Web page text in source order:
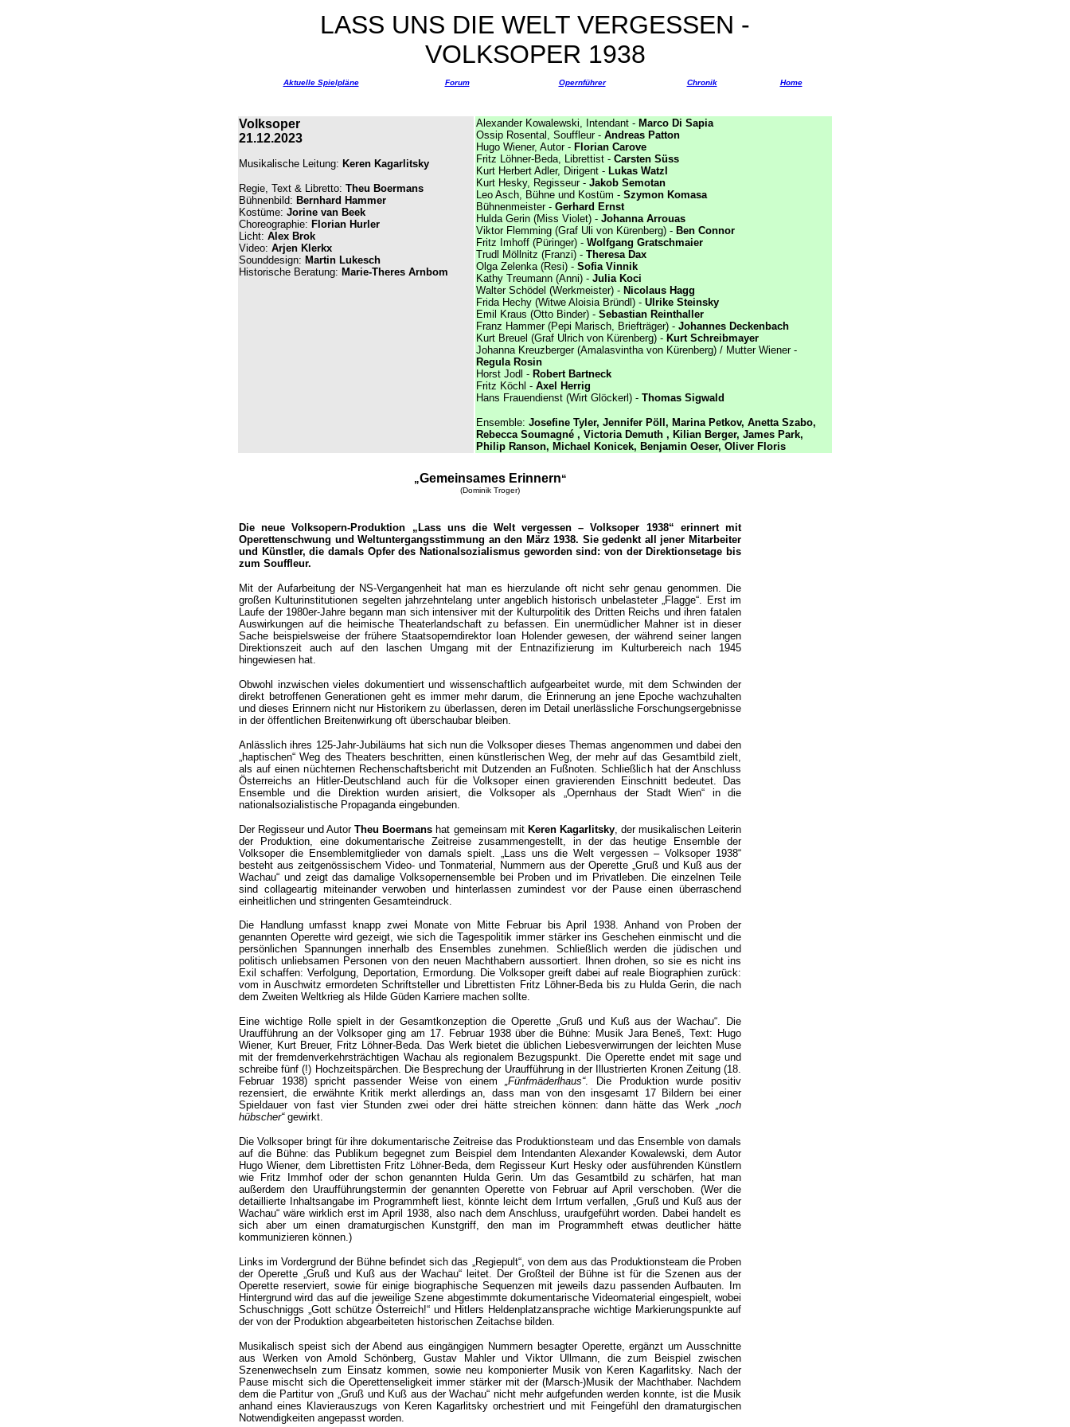
LASS UNS DIE WELT VERGESSEN -
VOLKSOPER 1938
Aktuelle Spielpläne Forum Opernführer Chronik Home
Volksoper
21.12.2023
Musikalische Leitung: Keren Kagarlitsky
Regie, Text & Libretto: Theu Boermans
Bühnenbild: Bernhard Hammer
Kostüme: Jorine van Beek
Choreographie: Florian Hurler
Licht: Alex Brok
Video: Arjen Klerkx
Sounddesign: Martin Lukesch
Historische Beratung: Marie-Theres Arnbom
Alexander Kowalewski, Intendant - Marco Di Sapia
Ossip Rosental, Souffleur - Andreas Patton
Hugo Wiener, Autor - Florian Carove
Fritz Löhner-Beda, Librettist - Carsten Süss
Kurt Herbert Adler, Dirigent - Lukas Watzl
Kurt Hesky, Regisseur - Jakob Semotan
Leo Asch, Bühne und Kostüm - Szymon Komasa
Bühnenmeister - Gerhard Ernst
Hulda Gerin (Miss Violet) - Johanna Arrouas
Viktor Flemming (Graf Uli von Kürenberg) - Ben Connor
Fritz Imhoff (Püringer) - Wolfgang Gratschmaier
Trudl Möllnitz (Franzi) - Theresa Dax
Olga Zelenka (Resi) - Sofia Vinnik
Kathy Treumann (Anni) - Julia Koci
Walter Schödel (Werkmeister) - Nicolaus Hagg
Frida Hechy (Witwe Aloisia Bründl) - Ulrike Steinsky
Emil Kraus (Otto Binder) - Sebastian Reinthaller
Franz Hammer (Pepi Marisch, Briefträger) - Johannes Deckenbach
Kurt Breuel (Graf Ulrich von Kürenberg) - Kurt Schreibmayer
Johanna Kreuzberger (Amalasvintha von Kürenberg) / Mutter Wiener -
Regula Rosin
Horst Jodl - Robert Bartneck
Fritz Köchl - Axel Herrig
Hans Frauendienst (Wirt Glöckerl) - Thomas Sigwald
Ensemble: Josefine Tyler, Jennifer Pöll, Marina Petkov, Anetta Szabo,
Rebecca Soumagné , Victoria Demuth , Kilian Berger, James Park,
Philip Ranson, Michael Konicek, Benjamin Oeser, Oliver Floris
„Gemeinsames Erinnern“
(Dominik Troger)
Die neue Volksopern-Produktion „Lass uns die Welt vergessen – Volksoper 1938“ erinnert mit
Operettenschwung und Weltuntergangsstimmung an den März 1938. Sie gedenkt all jener Mitarbeiter
und Künstler, die damals Opfer des Nationalsozialismus geworden sind: von der Direktionsetage bis
zum Souffleur.
Mit der Aufarbeitung der NS-Vergangenheit hat man es hierzulande oft nicht sehr genau genommen. Die
großen Kulturinstitutionen segelten jahrzehntelang unter angeblich historisch unbelasteter „Flagge“. Erst im
Laufe der 1980er-Jahre begann man sich intensiver mit der Kulturpolitik des Dritten Reichs und ihren fatalen
Auswirkungen auf die heimische Theaterlandschaft zu befassen. Ein unermüdlicher Mahner ist in dieser
Sache beispielsweise der frühere Staatsoperndirektor Ioan Holender gewesen, der während seiner langen
Direktionszeit auch auf den laschen Umgang mit der Entnazifizierung im Kulturbereich nach 1945
hingewiesen hat.
Obwohl inzwischen vieles dokumentiert und wissenschaftlich aufgearbeitet wurde, mit dem Schwinden der
direkt betroffenen Generationen geht es immer mehr darum, die Erinnerung an jene Epoche wachzuhalten
und dieses Erinnern nicht nur Historikern zu überlassen, deren im Detail unerläss liche Forschungsergebnisse
in der öffentlichen Breitenwirkung oft überschaubar bleiben.
Anlässlich ihres 125-Jahr-Jubiläums hat sich nun die Volksoper dieses Themas angenommen und dabei den
„haptischen“ Weg des Theaters beschritten, einen künstlerischen Weg, der mehr auf das Gesamtbild zielt,
als auf einen nüchternen Rechenschaftsbericht mit Dutzenden an Fußnoten. Schließlich hat der Anschluss
Österreichs an Hitler-Deutschland auch für die Volksoper einen gravierenden Einschnitt bedeutet. Das
Ensemble und die Direktion wurden arisiert, die Volksoper als „Opernhaus der Stadt Wien“ in die
nationalsozialistische Propaganda eingebunden.
Der Regisseur und AutorTheu Boermans hat gemeinsam mitKeren Kagarlitsky, der musikalischen Leiterin
der Produktion, eine dokumentarische Zeitreise zusammengestellt, in der das heutige Ensemble der
Volksoper die Ensemblemitglieder von damals spielt. „Lass uns die Welt vergessen – Volksoper 1938“
besteht aus zeitgenössischem Video- und Tonmaterial, Nummern aus der Operette „Gruß und Kuß aus der
Wachau“ und zeigt das damalige Volksopernensemble bei Proben und im Privatleben. Die einzelnen Teile
sind collageartig miteinander verwoben und hinterlassen zumindest vor der Pause einen überraschend
einheitlichen und stringenten Gesamteindruck.
Die Handlung umfasst knapp zwei Monate von Mitte Februar bis April 1938. Anhand von Proben der
genannten Operette wird gezeigt, wie sich die Tagespolitik immer stärker ins Geschehen einmischt und die
persönlichen Spannungen innerhalb des Ensembles zunehmen. Schließlich werden die jüdischen und
politisch unliebsamen Personen von den neuen Machthabern aussortiert. Ihnen drohen, so sie es nicht ins
Exil schaffen: Verfolgung, Deportation, Ermordung. Die Volksoper greift dabei auf reale Biographien zurück:
vom in Auschwitz ermordeten Schriftsteller und Librettisten Fritz Löhner-Beda bis zu Hulda Gerin, die nach
dem Zweiten Weltkrieg als Hilde Güden Karriere machen sollte.
Eine wichtige Rolle spielt in der Gesamtkonzeption die Operette „Gruß und Kuß aus der Wachau“. Die
Uraufführung an der Volksoper ging am 17. Februar 1938 über die Bühne: Musik Jara Beneš, Text: Hugo
Wiener, Kurt Breuer, Fritz Löhner-Beda. Das Werk bietet die üblichen Liebesverwirrungen der leichten Muse
mit der fremdenverkehrsträchtigen Wachau als regionalem Bezugspunkt. Die Operette endet mit sage und
schreibe fünf (!) Hochzeitspärchen. Die Besprechung der Uraufführung in der Illustrierten Kronen Zeitung (18.
Februar 1938) spricht passender Weise von einem „Fünfmäderlhaus“. Die Produktion wurde positiv
rezensiert, die erwähnte Kritik merkt allerdings an, dass man von den insgesamt 17 Bildern bei einer
Spieldauer von fast vier Stunden zwei oder drei hätte streichen können: dann hätte das Werk „noch
hübscher“ gewirkt.
Die Volksoper bringt für ihre dokumentarische Zeitreise das Produktionsteam und das Ensemble von damals
auf die Bühne: das Publikum begegnet zum Beispiel dem Intendanten Alexander Kowalewski, dem Autor
Hugo Wiener, dem Librettisten Fritz Löhner-Beda, dem Regisseur Kurt Hesky oder ausführenden Künstlern
wie Fritz Immhof oder der schon genannten Hulda Gerin. Um das Gesamtbild zu schärfen, hat man
außerdem den Uraufführungstermin der genannten Operette von Februar auf April verschoben. (Wer die
detaillierte Inhaltsangabe im Programmheft liest, könnte leicht dem Irrtum verfallen, „Gruß und Kuß aus der
Wachau“ wäre wirklich erst im April 1938, also nach dem Anschluss, uraufgeführt worden. Dabei handelt es
sich aber um einen dramaturgischen Kunstgriff, den man im Programmheft etwas deutlicher hätte
kommunizieren können.)
Links im Vordergrund der Bühne befindet sich das „Regiepult“, von dem aus das Produktionsteam die Proben
der Operette „Gruß und Kuß aus der Wachau“ leitet. Der Großteil der Bühne ist für die Szenen aus der
Operette reserviert, sowie für einige biographische Sequenzen mit jeweils dazu passenden Aufbauten. Im
Hintergrund wird das auf die jeweilige Szene abgestimmte dokumentarische Videomaterial eingespielt, wobei
Schuschniggs „Gott schütze Österreich!“ und Hitlers Heldenplatzansprache wichtige Markierungspunkte auf
der von der Produktion abgearbeiteten historischen Zeitachse bilden.
Musikalisch speist sich der Abend aus eingängigen Nummern besagter Operette, ergänzt um Ausschnitte
aus Werken von Arnold Schönberg, Gustav Mahler und Viktor Ullmann, die zum Beispiel zwischen
Szenenwechseln zum Einsatz kommen, sowie neu komponierter Musik von Keren Kagarlitsky. Nach der
Pause mischt sich die Operettenseligkeit immer stärker mit der (Marsch-)Musik der Machthaber. Nachdem
dem die Partitur von „Gruß und Kuß aus der Wachau“ nicht mehr aufgefunden werden konnte, ist die Musik
anhand eines Klavierauszugs von Keren Kagarlitsky orchestriert und mit Feingefühl den dramaturgischen
Notwendigkeiten angepasst worden.